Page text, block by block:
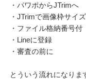
・パワポからJTrimへ
・JTrimで画像枠サイ
・ファイル格納番号付
・Lineに登録
・審査の前に
とういう流れになりま